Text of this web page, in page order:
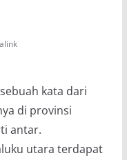
kata dari
di provinsi
antar.
utara terdapat